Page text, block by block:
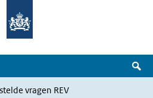
gaan
vragen REV